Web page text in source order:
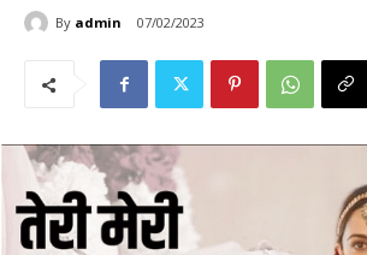
By admin 07/02/2023